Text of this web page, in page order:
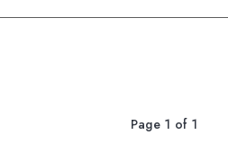
Page 1 of 1